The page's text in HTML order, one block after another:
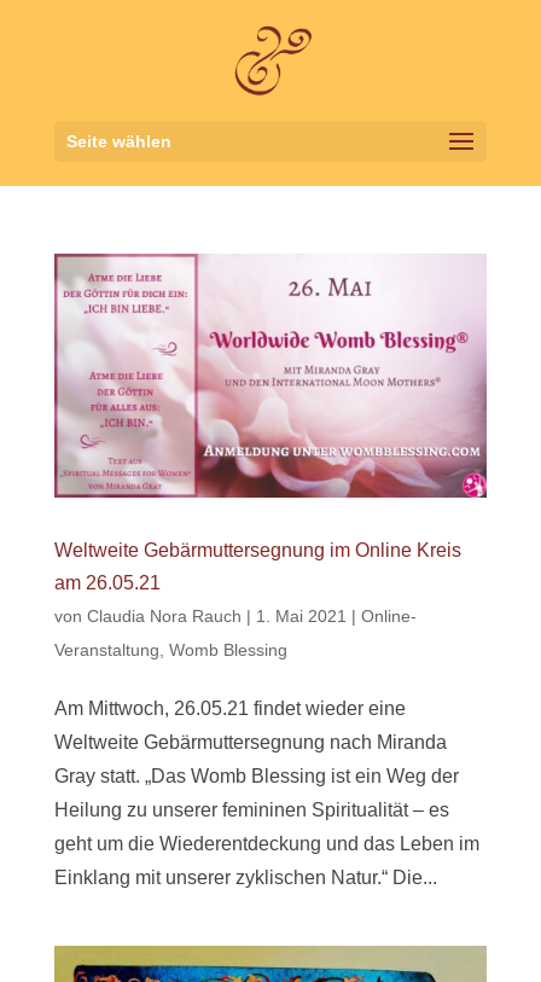
Seite wählen
Weltweite Gebärmuttersegnung im Online Kreis
am 26.05.21
von Claudia Nora Rauch | 1. Mai 2021 | Online-
Veranstaltung Womb Blessing
Am Mittwoch, 26.05.21 findet wieder eine
Weltweite Gebärmuttersegnung nach Miranda
Gray statt. „Das Womb Blessing ist ein Weg der
Heilung zu unserer femininen Spiritualität – es
geht um die Wiederentdeckung und das Leben im
Einklang mit unserer zyklischen Natur.“ Die...